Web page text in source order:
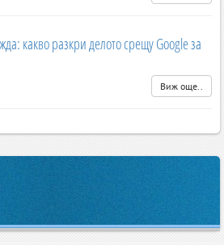
какво разкри делото срещу Google за
Виж още..